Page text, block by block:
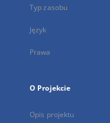
Typ zasobu
Język
Prawa
O Projekcie
Opis projektu